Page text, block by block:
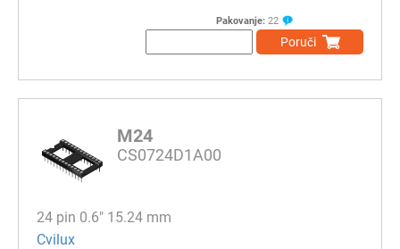
Pakovanje: 22
Poruči
M24
CS0724D1A00
24 pin 0.6" 15.24 mm
Cvilux